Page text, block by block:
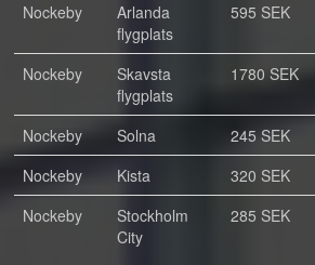
Nockeby
Arlanda
flygplats
595 SEK
Nockeby
Skavsta
flygplats
1780 SEK
Nockeby Solna 245 SEK
Nockeby
Kista 320 SEK
Nockeby
Stockholm
City
285 SEK